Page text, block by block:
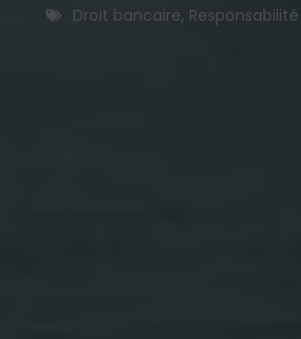
Droit bancaire,